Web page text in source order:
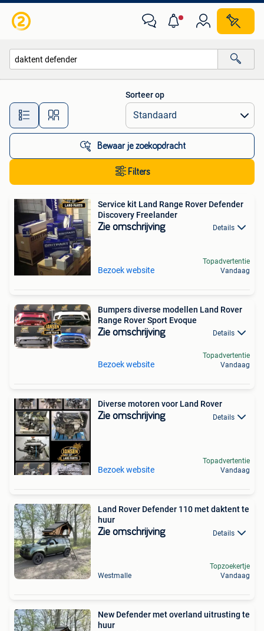
Alle afstanden…
Sorteer op
Bewaar je zoekopdracht
Filters
Service kit Land Range Rover Defender
Discovery Freelander
Zie omschrijving Details
Bezoek website
Topadvertentie
Vandaag
Bumpers diverse modellen Land Rover
Range Rover Sport Evoque
Zie omschrijving Details
Bezoek website
Topadvertentie
Vandaag
Diverse motoren voor Land Rover
Zie omschrijving Details
Bezoek website
Topadvertentie
Vandaag
Land Rover Defender 110 met daktent te
huur
Zie omschrijving Details
Westmalle
Topzoekertje
Vandaag
New Defender met overland uitrusting te
huur